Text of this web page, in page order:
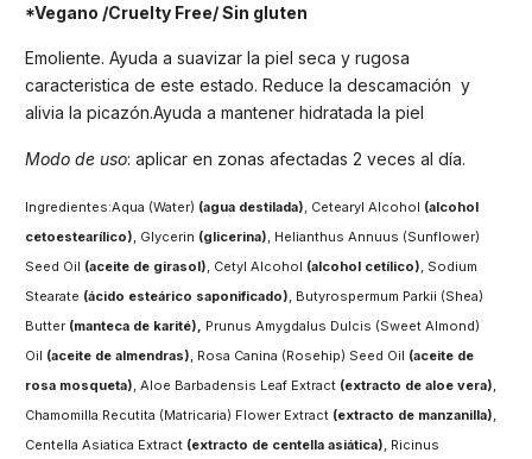
*Vegano /Cruelty Free/ Sin gluten
Emoliente. Ayuda a suavizar la piel seca y rugosa
caracteristica de este estado. Reduce la descamación y
alivia la picazón.Ayuda a mantener hidratada la piel
Modo de uso: aplicar en zonas afectadas 2 veces al día.
Ingredientes:Aqua (Water) (agua destilada), Cetearyl Alcohol (alcohol
cetoestearílico), Glycerin (glicerina), Helianthus Annuus (Sunflower)
Seed Oil (aceite de girasol), Cetyl Alcohol (alcohol cetílico), Sodium
Stearate (ácido esteárico saponificado), Butyrospermum Parkii (Shea)
Butter (manteca de karité), Prunus Amygdalus Dulcis (Sweet Almond)
Oil (aceite de almendras), Rosa Canina (Rosehip) Seed Oil (aceite de
rosa mosqueta), Aloe Barbadensis Leaf Extract (extracto de aloe vera),
Chamomilla Recutita (Matricaria) Flower Extract (extracto de manzanilla),
Centella Asiatica Extract (extracto de centella asiática), Ricinus